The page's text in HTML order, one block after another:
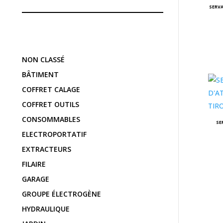
NON CLASSÉ
BÂTIMENT
COFFRET CALAGE
COFFRET OUTILS
CONSOMMABLES
ELECTROPORTATIF
EXTRACTEURS
FILAIRE
GARAGE
GROUPE ÉLECTROGÈNE
HYDRAULIQUE